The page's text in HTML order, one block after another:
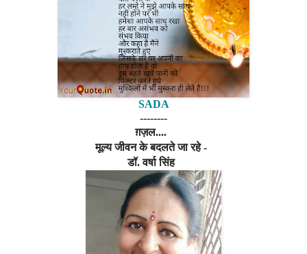
SADA
--------
ग़ज़ल....
मूल्य जीवन के बदलते जा रहे -
डॉ. वर्षा सिंह